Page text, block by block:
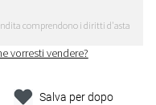
comprendono i diritti d'asta
vorresti vendere?
Salva per dopo